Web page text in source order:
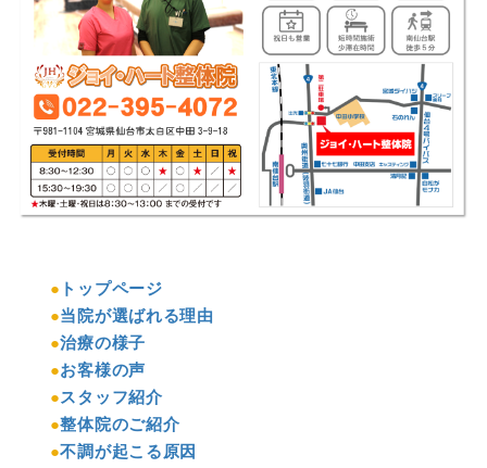
● トップページ
●当院が選ばれる理由
●治療の様子
●お客様の声
●スタッフ紹介
●整体院のご紹介
●不調が起こる原因